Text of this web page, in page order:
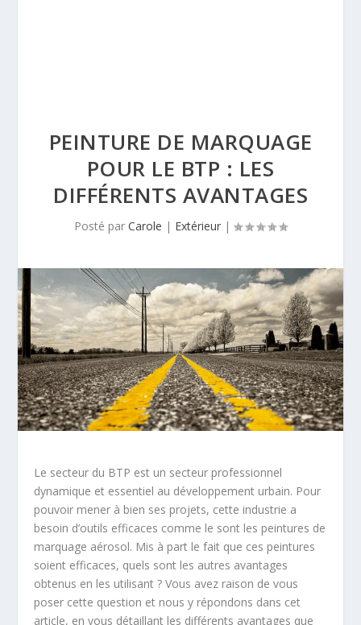
PEINTURE DE MARQUAGE
POUR LE BTP : LES
DIFFÉRENTS AVANTAGES
Posté par Carole | Extérieur |
Le secteur du BTP est un secteur professionnel
dynamique et essentiel au développement urbain. Pour
pouvoir mener à bien ses projets, cette industrie a
besoin d’outils efficaces comme le sont les peintures de
marquage aérosol. Mis à part le fait que ces peintures
soient efficaces, quels sont les autres avantages
obtenus en les utilisant ? Vous avez raison de vous
poser cette question et nous y répondons dans cet
article, en vous détaillant les différents avantages que